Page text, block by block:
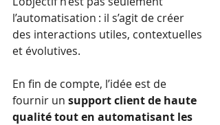
l’automatisation : il s’agit de créer
des interactions utiles, contextuelles
et évolutives.
En fin de compte, l’idée est de
fournir un support client de haute
qualité tout en automatisant les